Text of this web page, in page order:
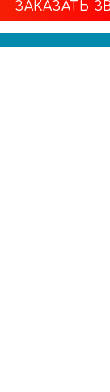
ЗАКАЗАТЬ